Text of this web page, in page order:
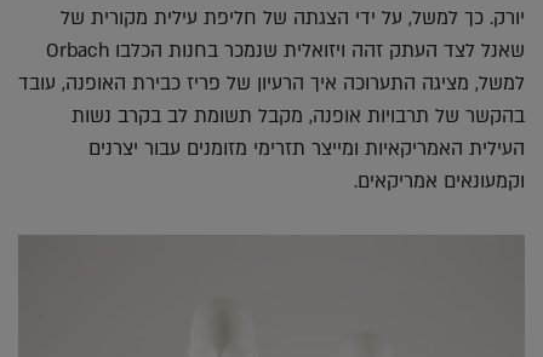
יורק. כך למשל, על ידי הצגתה של חליפת עילית מקורית של
שאנל לצד העתק זהה ויזואלית שנמכר בחנות הכלבו Orbach
למשל, מציגה התערוכה איך הרעיון של פריז כבירת האופנה, עובד
בהקשר של תרבויות אופנה, מקבל תשומת לב בקרב נשות
העילית האמריקאיות ומייצר תזרימי מזומנים עבור יצרנים
וקמעונאים אמריקאים.